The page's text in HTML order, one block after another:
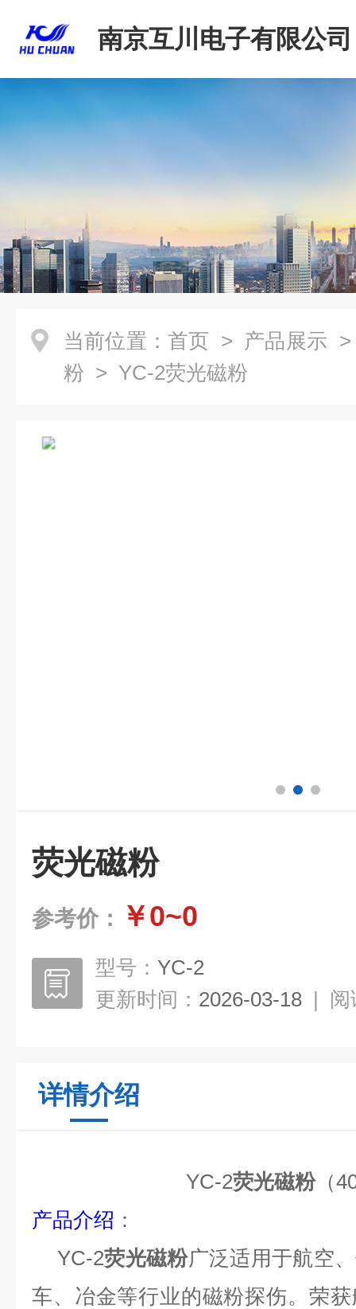
南京互川电子有限公司
当前位置： 首页 > 产品展示
粉 > YC-2荧光磁粉
荧光磁粉
参考价： ￥0~0
型号： YC-2
更新时间： 2026-03-18 | 阅
详情介绍
YC-2荧光磁粉（4
产品介绍 ：
YC-2荧光磁粉广泛适用于航空
车、冶金等行业的磁粉探伤。 荣